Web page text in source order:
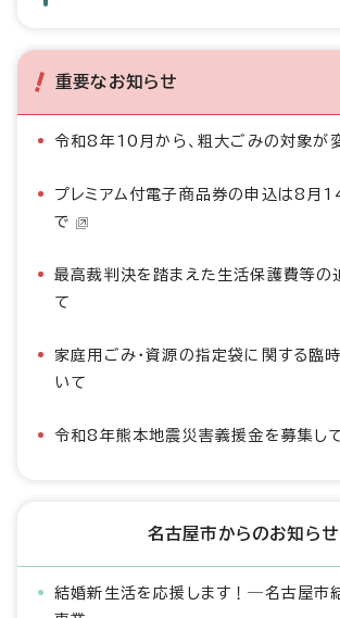
重要なお知らせ
令和8年10月から、粗大ごみの対象が
プレミアム付電子商品券の申込は8月14
で
最高裁判決を踏まえた生活保護費等の
て
家庭用ごみ・資源の指定袋に関する臨
いて
令和8年熊本地震災害義援金を募集し
名古屋市からのお知らせ
結婚新生活を応援します！―名古屋市